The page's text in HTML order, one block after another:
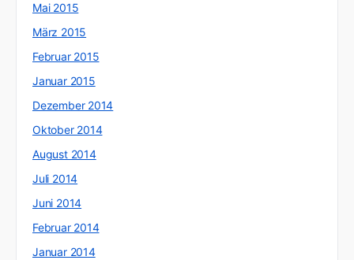
Mai 2015
März 2015
Februar 2015
Januar 2015
Dezember 2014
Oktober 2014
August 2014
Juli 2014
Juni 2014
Februar 2014
Januar 2014